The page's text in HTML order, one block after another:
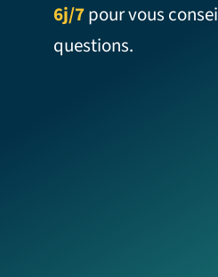
6j/7pour vous
questions.